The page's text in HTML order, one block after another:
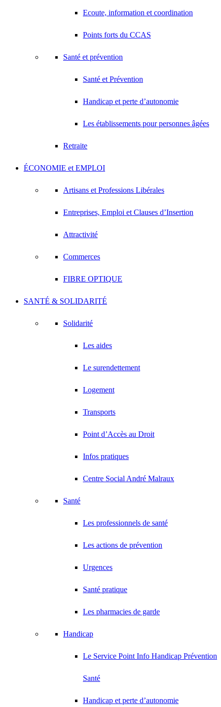
Ecoute, information et coordination
Points forts du CCAS
Santé et prévention
Santé et Prévention
Handicap et perte d’autonomie
Les établissements pour personnes âgées
Retraite
ÉCONOMIE et EMPLOI
Artisans et Professions Libérales
Entreprises, Emploi et Clauses d’Insertion
Attractivité
Commerces
FIBRE OPTIQUE
SANTÉ & SOLIDARITÉ
Solidarité
Les aides
Le surendettement
Logement
Transports
Point d’Accès au Droit
Infos pratiques
Centre Social André Malraux
Santé
Les professionnels de santé
Les actions de prévention
Urgences
Santé pratique
Les pharmacies de garde
Handicap
Le Service Point Info Handicap Prévention
Santé
Handicap et perte d’autonomie